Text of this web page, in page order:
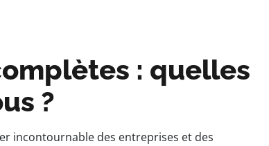
: quelles
?
incontournable des entreprises et des